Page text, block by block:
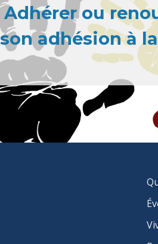
Adhérer ou
son adhésion à la